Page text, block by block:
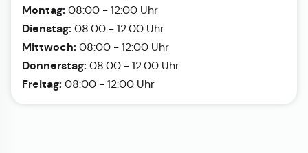
Montag: 08:00 - 12:00 Uhr
Dienstag: 08:00 - 12:00 Uhr
Mittwoch: 08:00 - 12:00 Uhr
Donnerstag: 08:00 - 12:00 Uhr
Freitag: 08:00 - 12:00 Uhr